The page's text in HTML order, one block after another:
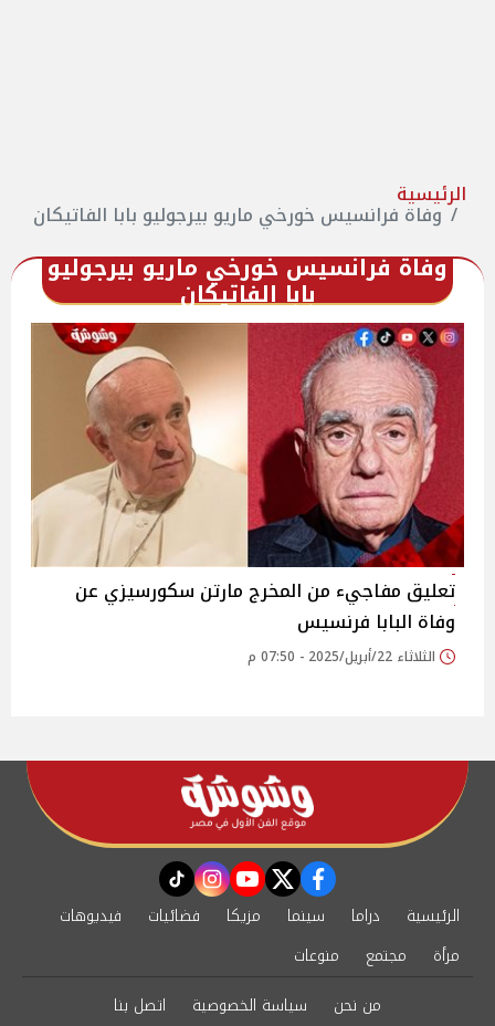
الرئيسية
وفاة فرانسيس خورخي ماريو بيرجوليو بابا الفاتيكان
وفاة فرانسيس خورخي ماريو بيرجوليو
بابا الفاتيكان
تعليق مفاجيء من المخرج مارتن سكورسيزي عن
وفاة البابا فرنسيس
الثلاثاء 22/أبريل/2025 - 07:50 م
facebook
twitter
youtube
instagram
tiktok
الرئيسية دراما سينما مزيكا فضائيات
فيديوهات
مرأة
مجتمع
منوعات
من نحن
سياسة الخصوصية اتصل بنا